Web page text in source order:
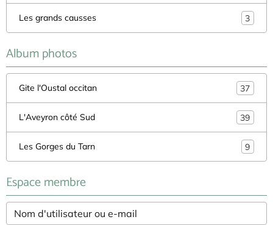
Les grands causses 3
Album photos
Gite l'Oustal occitan 37
L'Aveyron côté Sud 39
Les Gorges du Tarn 9
Espace membre